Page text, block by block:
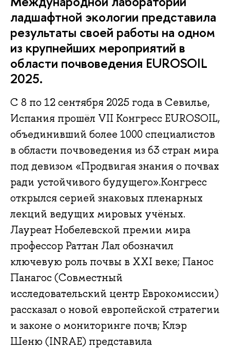
ладшафтной экологии представила
результаты своей работы на одном
из крупнейших мероприятий в
области почвоведения EUROSOIL
2025.
С 8 по 12 сентября 2025 года в Севилье,
Испания прошёл VII Конгресс EUROSOIL,
объединивший более 1000 специалистов
в области почвоведения из 63 стран мира
под девизом «Продвигая знания о почвах
ради устойчивого будущего».Конгресс
открылся серией знаковых пленарных
лекций ведущих мировых учёных.
Лауреат Нобелевской премии мира
профессор Раттан Лал обозначил
ключевую роль почвы в XXI веке; Панос
Панагос (Совместный
исследовательский центр Еврокомиссии)
рассказал о новой европейской стратегии
и законе о мониторинге почв; Клэр
Шеню (INRAE) представила